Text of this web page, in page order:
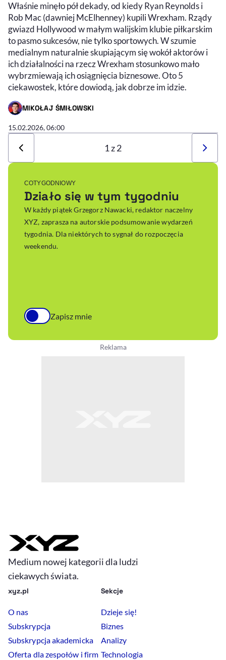
Właśnie minęło pół dekady, od kiedy Ryan Reynolds i
Rob Mac (dawniej McElhenney) kupili Wrexham. Rządy
gwiazd Hollywood w małym walijskim klubie piłkarskim
to pasmo sukcesów, nie tylko sportowych. W szumie
medialnym naturalnie skupiającym się wokół aktorów i
ich działalności na rzecz Wrexham stosunkowo mało
wybrzmiewają ich osiągnięcia biznesowe. Oto 5
ciekawostek, które dowiodą, jak dobrze im idzie.
MIKOŁAJ ŚMIŁOWSKI
- AUTOR ARTYKUŁU - PROFIL
15.02.2026, 06:00
1 z 2
Medium nowej kategorii dla ludzi
ciekawych świata.
xyz.pl
O nas
Subskrypcja
Subskrypcja akademicka
Oferta dla zespołów i firm
Sekcje
Dzieje się!
Biznes
Analizy
Technologia